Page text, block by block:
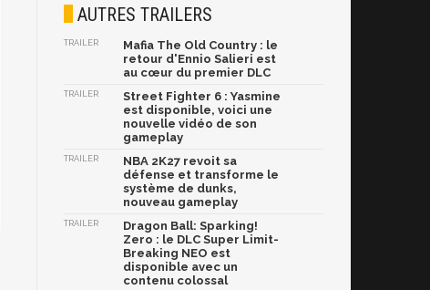
AUTRES TRAILERS
TRAILER
Mafia The Old Country : le
retour d'Ennio Salieri est
au cœur du premier DLC
TRAILER
Street Fighter 6 : Yasmine
est disponible, voici une
nouvelle vidéo de son
gameplay
TRAILER
NBA 2K27 revoit sa
défense et transforme le
système de dunks,
nouveau gameplay
TRAILER
Dragon Ball: Sparking!
Zero : le DLC Super Limit-
Breaking NEO est
disponible avec un
contenu colossal